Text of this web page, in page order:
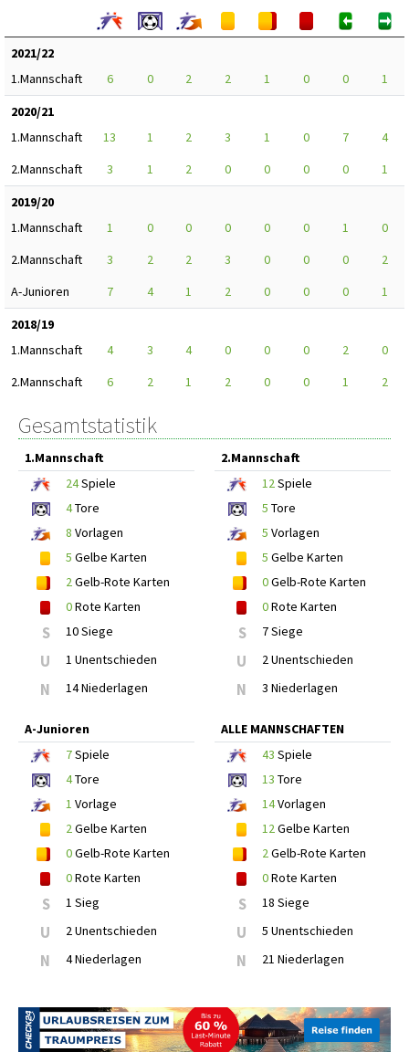
2021/22
1.Mannschaft
6 0 2 2 1 0 0
1
2020/21
1.Mannschaft
13 1 2 3 1 0 7
4
2.Mannschaft
3 1 2 0 0 0 0
1
2019/20
1.Mannschaft
1 0 0 0 0 0 1
0
2.Mannschaft
3 2 2 3 0 0 0
2
A-Junioren
7 4 1 2 0 0 0
1
2018/19
1.Mannschaft
4 3 4 0 0 0 2
0
2.Mannschaft
6 2 1 2 0 0 1 2
Gesamtstatistik
1.Mannschaft
24Spiele
4Tore
8 Vorlagen
5 Gelbe Karten
2Gelb-Rote Karten
0Rote Karten
S 10 Siege
U 1 Unentschieden
N 14 Niederlagen
2.Mannschaft
12Spiele
5 Tore
5 Vorlagen
5 Gelbe Karten
0Gelb-Rote Karten
0Rote Karten
S 7 Siege
U 2 Unentschieden
N 3 Niederlagen
A-Junioren
7Spiele
4Tore
1 Vorlage
2Gelbe Karten
0Gelb-Rote Karten
0Rote Karten
S 1 Sieg
U 2 Unentschieden
N 4 Niederlagen
ALLE MANNSCHAFTEN
43 Spiele
13 Tore
14Vorlagen
12Gelbe Karten
2Gelb-Rote Karten
0Rote Karten
S 18 Siege
U 5 Unentschieden
N 21 Niederlagen